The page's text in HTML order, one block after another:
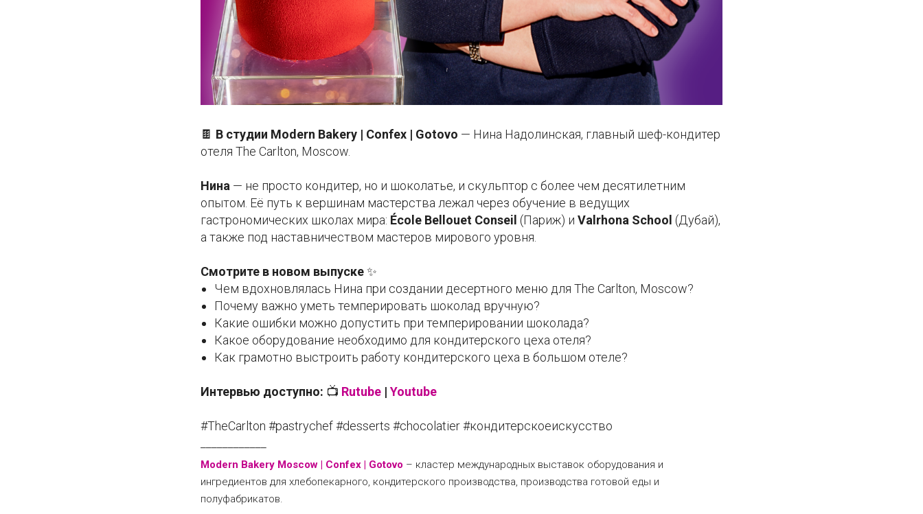
🍫 В студии Modern Bakery | Confex | Gotovo — Нина Надолинская, главный шеф-кондитер
отеля The Carlton, Moscow.
Нина — не просто кондитер, но и шоколатье, и скульптор с более чем десятилетним
опытом. Её путь к вершинам мастерства лежал через обучение в ведущих
гастрономических школах мира: École Bellouet Conseil (Париж) и Valrhona School (Дубай),
а также под наставничеством мастеров мирового уровня.
Смотрите в новом выпуске✨
Чем вдохновлялась Нина при создании десертного меню для The Carlton, Moscow?
Почему важно уметь темперировать шоколад вручную?
Какие ошибки можно допустить при темперировании шоколада?
Какое оборудование необходимо для кондитерского цеха отеля?
Как грамотно выстроить работу кондитерского цеха в большом отеле?
Интервью доступно: 📺 Rutube | Youtube
#TheCarlton #pastrychef #desserts #chocolatier #кондитерскоеискусство
Modern Bakery Moscow | Confex | Gotovo – кластер международных выставок оборудования и
ингредиентов для хлебопекарного, кондитерского производства, производства готовой еды и
полуфабрикатов.